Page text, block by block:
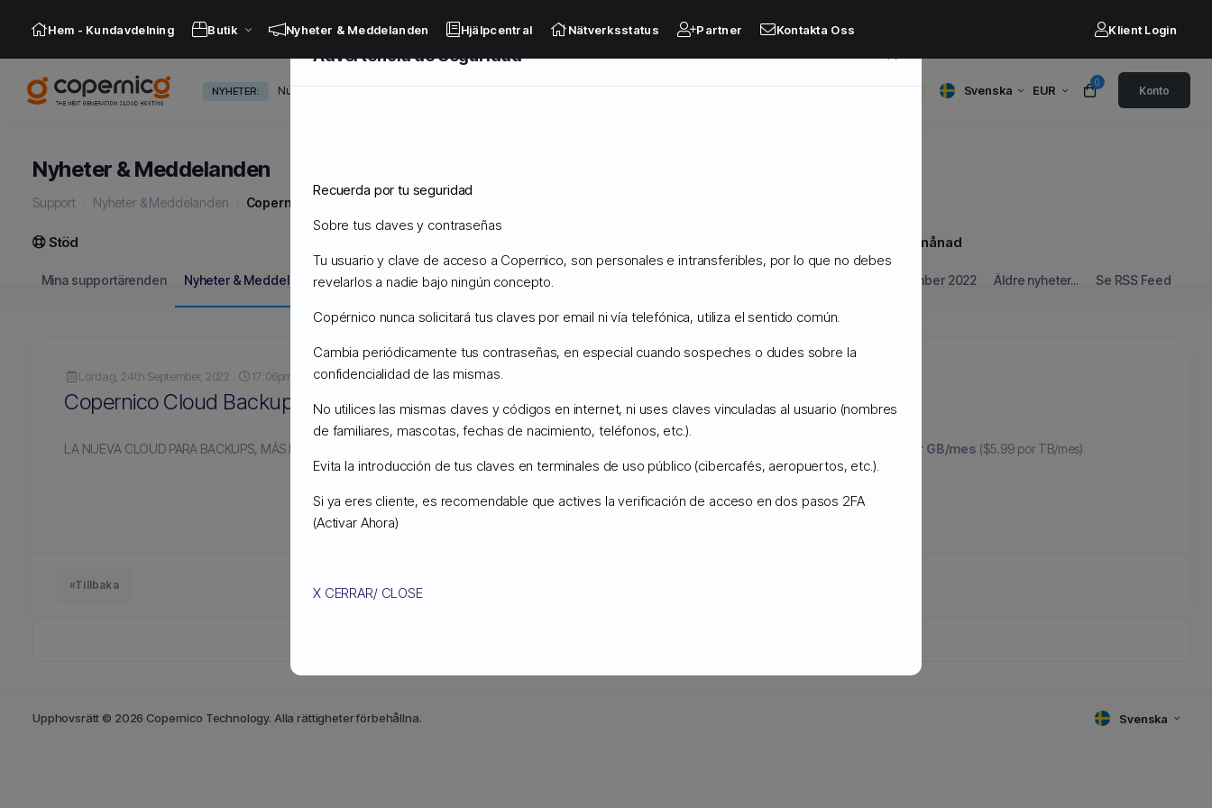
NYHETER: Nuevos Servidores Administrados Svenska EUR
0
Konto
Hem - Kundavdelning Butik Nyheter & Meddelanden Hjälpcentral Nätverksstatus Partner Kontakta Oss Klient Login
Nyheter & Meddelanden
Support Nyheter & Meddelanden Copernico Cloud Backups
per månad
September 2022 Äldre nyheter... Se RSS Feed
Stöd
Mina supportärenden Nyheter & Meddelanden Hjälpcentral Nedladdningar Nätverksstatus
Lördag, 24th September, 2022 17:06pm
Copernico Cloud Backups
LA NUEVA CLOUD PARA BACKUPS, MÁS ECONÓMICA QUE AMAZON S3 y GOOGLE CLOUD. $.0059 por GB/mes ($5.99 por TB/mes)
«Tillbaka
Upphovsrätt © 2026 Copernico Technology. Alla rättigheter förbehållna. Svenska
Advertencia de Seguridad ×
Recuerda por tu seguridad
Sobre tus claves y contraseñas
Tu usuario y clave de acceso a Copernico, son personales e intransferibles, por lo que no debes
revelarlos a nadie bajo ningún concepto.
Copérnico nunca solicitará tus claves por email ni vía telefónica, utiliza el sentido común.
Cambia periódicamente tus contraseñas, en especial cuando sospeches o dudes sobre la
confidencialidad de las mismas.
No utilices las mismas claves y códigos en internet, ni uses claves vinculadas al usuario (nombres
de familiares, mascotas, fechas de nacimiento, teléfonos, etc.).
Evita la introducción de tus claves en terminales de uso público (cibercafés, aeropuertos, etc.).
Si ya eres cliente, es recomendable que actives la verificación de acceso en dos pasos 2FA
(Activar Ahora)
X CERRAR/ CLOSE